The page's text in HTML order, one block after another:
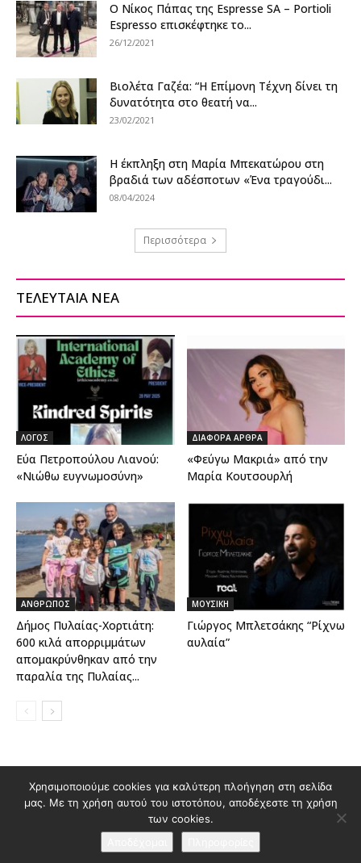
Ο Νίκος Πάπας της Espresse SA – Portioli
Espresso επισκέφτηκε το...
26/12/2021
Βιολέτα Γαζέα: “Η Επίμονη Τέχνη δίνει τη
δυνατότητα στο θεατή να...
23/02/2021
Η έκπληξη στη Μαρία Μπεκατώρου στη
βραδιά των αδέσποτων «Ένα τραγούδι...
08/04/2024
Περισσότερα
ΤΕΛΕΥΤΑΙΑ ΝΕΑ
ΛΟΓΟΣ
Εύα Πετροπούλου Λιανού:
«Νιώθω ευγνωμοσύνη»
ΔΙΑΦΟΡΑ ΑΡΘΡΑ
«Φεύγω Μακριά» από την
Μαρία Κουτσουρλή
ΑΝΘΡΩΠΟΣ
Δήμος Πυλαίας-Χορτιάτη:
600 κιλά απορριμμάτων
απομακρύνθηκαν από την
παραλία της Πυλαίας...
ΜΟΥΣΙΚΗ
Γιώργος Μπλετσάκης “Ρίχνω
αυλαία”
Διαφημιστείτε στο Polis Magazino
Όροι χρήσης & Πολιτική Προστασίας Προσωπικών Δεδομένων
Επικοινωνία
© 2026 Κατασκευή ιστοσελίδαςidees creative marketing
Χρησιμοποιούμε cookies για καλύτερη πλοήγηση στη σελίδα
μας. Με τη χρήση αυτού του ιστοτόπου, αποδέχεστε τη χρήση
των cookies.